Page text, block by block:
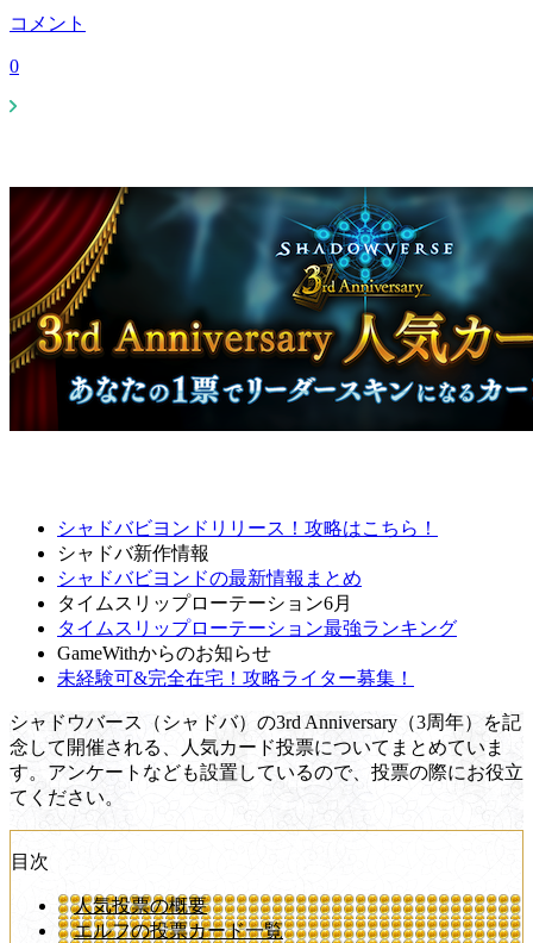
コメント
0
シャドバビヨンドリリース！攻略はこちら！
シャドバ新作情報
シャドバビヨンドの最新情報まとめ
タイムスリップローテーション6月
タイムスリップローテーション最強ランキング
GameWithからのお知らせ
未経験可&完全在宅！攻略ライター募集！
シャドウバース（シャドバ）の3rd Anniversary（3周年）を記
念して開催される、人気カード投票についてまとめていま
す。アンケートなども設置しているので、投票の際にお役立
てください。
目次
人気投票の概要
エルフの投票カード一覧